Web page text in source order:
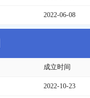
2022-06-08
成立时间
2022-10-23